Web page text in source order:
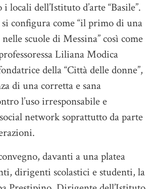
locali dell’Istituto d’arte “Basile”.
configura come “il primo di una
scuole di Messina” così come
Liliana Modica
della “Città delle donne”,
di una corretta e sana
l’uso irresponsabile e
network soprattutto da parte
davanti a una platea
dirigenti scolastici e studenti, la